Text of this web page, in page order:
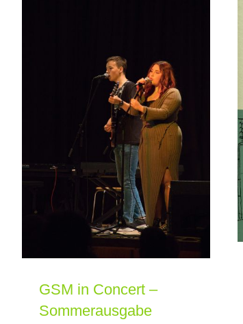
GSM in Concert –
Sommerausgabe
GSM in Concert –
Sommerausgabe